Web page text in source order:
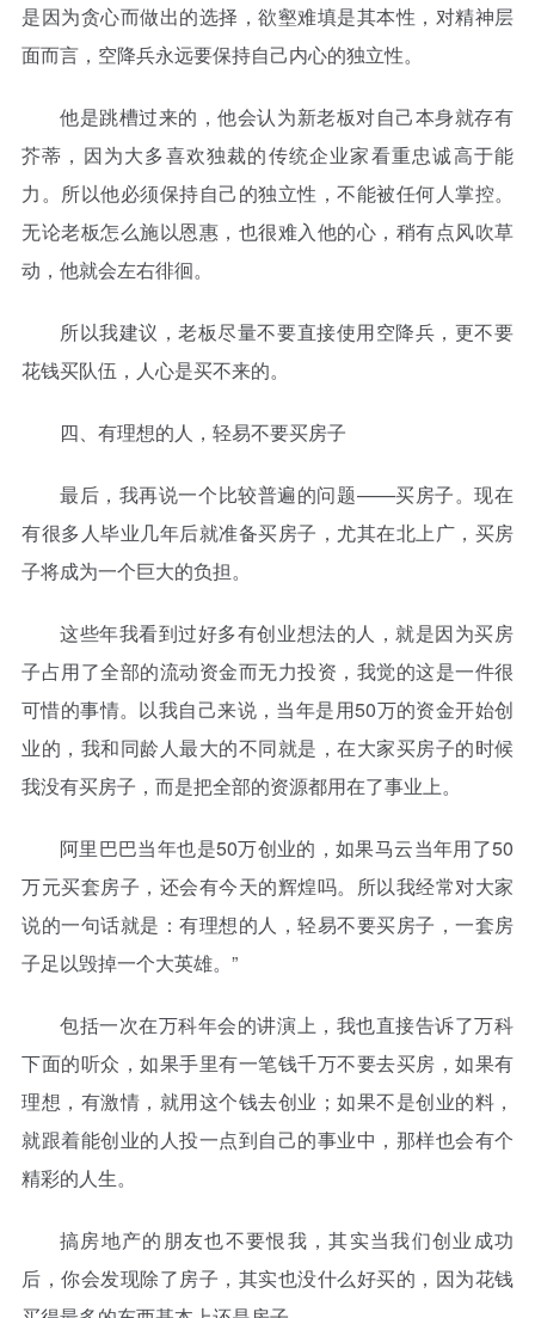
是因为贪心而做出的选择，欲壑难填是其本性，对精神层
面而言，空降兵永远要保持自己内心的独立性。
他是跳槽过来的，他会认为新老板对自己本身就存有
芥蒂，因为大多喜欢独裁的传统企业家看重忠诚高于能
力。所以他必须保持自己的独立性，不能被任何人掌控。
无论老板怎么施以恩惠，也很难入他的心，稍有点风吹草
动，他就会左右徘徊。
所以我建议，老板尽量不要直接使用空降兵，更不要
花钱买队伍，人心是买不来的。
四、有理想的人，轻易不要买房子
最后，我再说一个比较普遍的问题——买房子。现在
有很多人毕业几年后就准备买房子，尤其在北上广，买房
子将成为一个巨大的负担。
这些年我看到过好多有创业想法的人，就是因为买房
子占用了全部的流动资金而无力投资，我觉的这是一件很
可惜的事情。以我自己来说，当年是用50万的资金开始创
业的，我和同龄人最大的不同就是，在大家买房子的时候
我没有买房子，而是把全部的资源都用在了事业上。
阿里巴巴当年也是50万创业的，如果马云当年用了50
万元买套房子，还会有今天的辉煌吗。所以我经常对大家
说的一句话就是：有理想的人，轻易不要买房子，一套房
子足以毁掉一个大英雄。”
包括一次在万科年会的讲演上，我也直接告诉了万科
下面的听众，如果手里有一笔钱千万不要去买房，如果有
理想，有激情，就用这个钱去创业；如果不是创业的料，
就跟着能创业的人投一点到自己的事业中，那样也会有个
精彩的人生。
搞房地产的朋友也不要恨我，其实当我们创业成功
后，你会发现除了房子，其实也没什么好买的，因为花钱